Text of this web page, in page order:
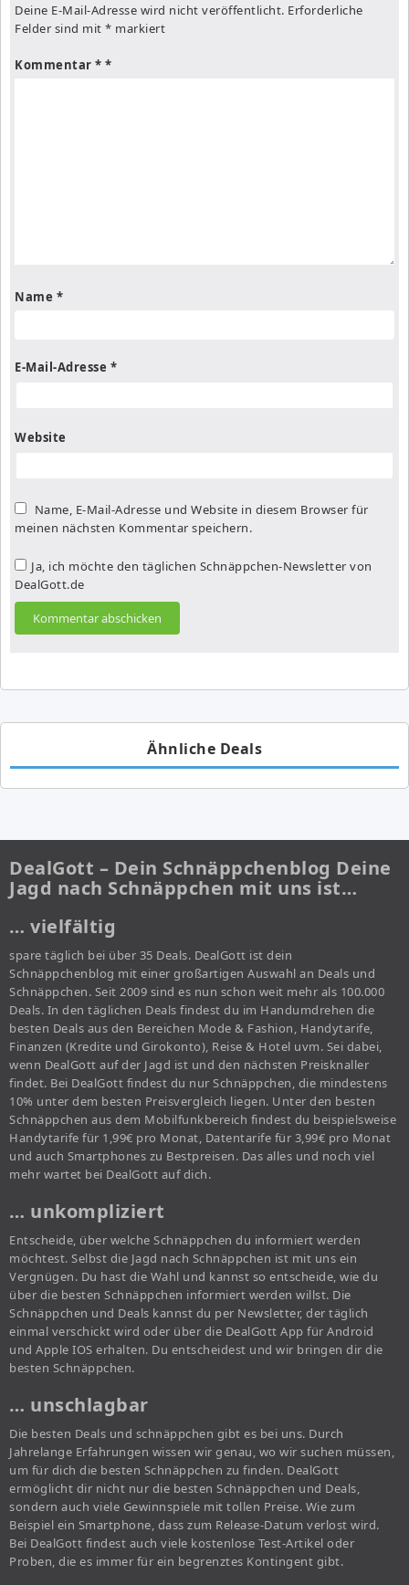
Deine E-Mail-Adresse wird nicht veröffentlicht. Erforderliche
Felder sind mit * markiert
Kommentar *
Name *
E-Mail-Adresse *
Website
Name, E-Mail-Adresse und Website in diesem Browser für
meinen nächsten Kommentar speichern.
Ja, ich möchte den täglichen Schnäppchen-Newsletter von
DealGott.de
Ähnliche Deals
DealGott – Dein Schnäppchenblog Deine
Jagd nach Schnäppchen mit uns ist…
… vielfältig
spare täglich bei über 35 Deals. DealGott ist dein
Schnäppchenblog mit einer großartigen Auswahl an Deals und
Schnäppchen. Seit 2009 sind es nun schon weit mehr als 100.000
Deals. In den täglichen Deals findest du im Handumdrehen die
besten Deals aus den Bereichen Mode & Fashion, Handytarife,
Finanzen (Kredite und Girokonto), Reise & Hotel uvm. Sei dabei,
wenn DealGott auf der Jagd ist und den nächsten Preisknaller
findet. Bei DealGott findest du nur Schnäppchen, die mindestens
10% unter dem besten Preisvergleich liegen. Unter den besten
Schnäppchen aus dem Mobilfunkbereich findest du beispielsweise
Handytarife für 1,99€ pro Monat, Datentarife für 3,99€ pro Monat
und auch Smartphones zu Bestpreisen. Das alles und noch viel
mehr wartet bei DealGott auf dich.
… unkompliziert
Entscheide, über welche Schnäppchen du informiert werden
möchtest. Selbst die Jagd nach Schnäppchen ist mit uns ein
Vergnügen. Du hast die Wahl und kannst so entscheide, wie du
über die besten Schnäppchen informiert werden willst. Die
Schnäppchen und Deals kannst du per Newsletter, der täglich
einmal verschickt wird oder über die DealGott App für Android
und Apple IOS erhalten. Du entscheidest und wir bringen dir die
besten Schnäppchen.
… unschlagbar
Die besten Deals und schnäppchen gibt es bei uns. Durch
Jahrelange Erfahrungen wissen wir genau, wo wir suchen müssen,
um für dich die besten Schnäppchen zu finden. DealGott
ermöglicht dir nicht nur die besten Schnäppchen und Deals,
sondern auch viele Gewinnspiele mit tollen Preise. Wie zum
Beispiel ein Smartphone, dass zum Release-Datum verlost wird.
Bei DealGott findest auch viele kostenlose Test-Artikel oder
Proben, die es immer für ein begrenztes Kontingent gibt.